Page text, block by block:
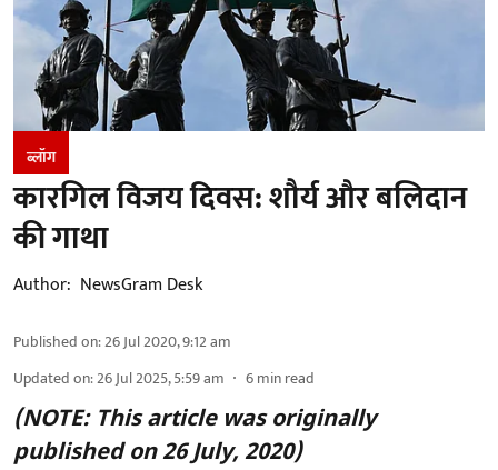
ब्लॉग
कारगिल विजय दिवस: शौर्य और बलिदान
की गाथा
Author: NewsGram Desk
Published on:26 Jul 2020, 9:12 am
Updated on:26 Jul 2025, 5:59 am 6min read
(NOTE: This article was originally
published on 26 July, 2020)